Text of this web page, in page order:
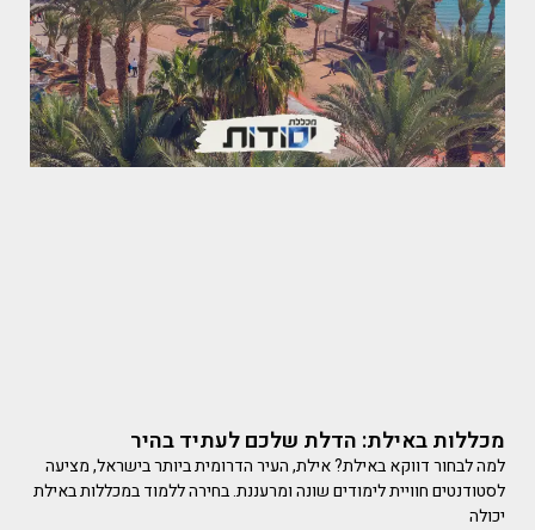
מכללות באילת: הדלת שלכם לעתיד בהיר
למה לבחור דווקא באילת? אילת, העיר הדרומית ביותר בישראל, מציעה
לסטודנטים חוויית לימודים שונה ומרעננת. בחירה ללמוד במכללות באילת
יכולה